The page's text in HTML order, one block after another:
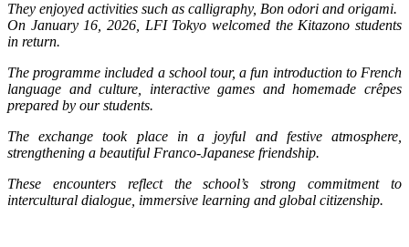
They enjoyed activities such as calligraphy, Bon odori and origami.
On January 16, 2026, LFI Tokyo welcomed the Kitazono students
in return.
The programme included a school tour, a fun introduction to French
language and culture, interactive games and homemade crêpes
prepared by our students.
The exchange took place in a joyful and festive atmosphere,
strengthening a beautiful Franco-Japanese friendship.
These encounters reflect the school’s strong commitment to
intercultural dialogue, immersive learning and global citizenship.